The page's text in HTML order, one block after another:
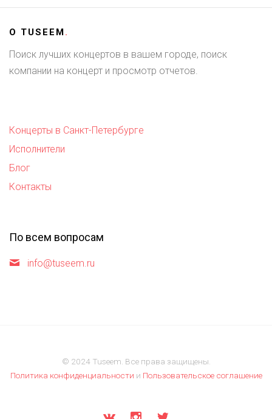
О TUSEEM.
Поиск лучших концертов в вашем городе, поиск
компании на концерт и просмотр отчетов.
Концерты в Санкт-Петербурге
Исполнители
Блог
Контакты
По всем вопросам
info@tuseem.ru
© 2024 Tuseem. Все права защищены.
Политика конфиденциальности и Пользовательское соглашение